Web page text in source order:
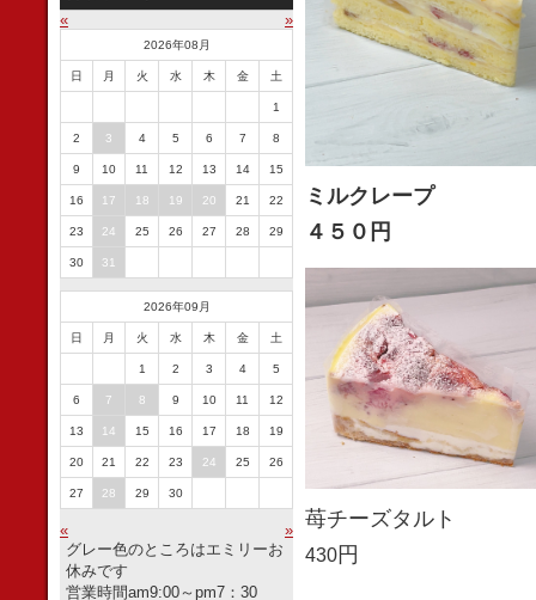
ミルクレープ
４５０円
苺チーズタルト
430円
«
»
2026年08月
日 月 火 水 木 金 土
1
2 3 4 5 6 7 8
9 10 11 12 13 14 15
16 17 18 19 20 21 22
23 24 25 26 27 28 29
30 31
2026年09月
日 月 火 水 木 金 土
1 2 3 4 5
6 7 8 9 10 11 12
13 14 15 16 17 18 19
20 21 22 23 24 25 26
27 28 29 30
«
»
グレー色のところはエミリーお
休みです
営業時間am9:00～pm7：30